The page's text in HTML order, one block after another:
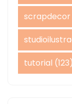
scrapdecor
tutorial (123)